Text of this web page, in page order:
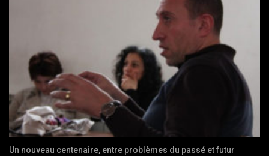
Un nouveau centenaire, entre problèmes du passé et futur